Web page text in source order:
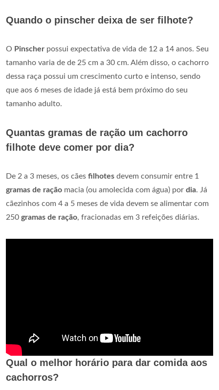
Quando o pinscher deixa de ser filhote?
O Pinscher possui expectativa de vida de 12 a 14 anos. Seu
tamanho varia de de 25 cm a 30 cm. Além disso, o cachorro
dessa raça possui um crescimento curto e intenso, sendo
que aos 6 meses de idade já está bem próximo do seu
tamanho adulto.
Quantas gramas de ração um cachorro
filhote deve comer por dia?
De 2 a 3 meses, os cães filhotes devem consumir entre 1
gramas de ração macia (ou amolecida com água) por dia. Já
cãezinhos com 4 a 5 meses de vida devem se alimentar com
250 gramas de ração, fracionadas em 3 refeições diárias.
Qual o melhor horário para dar comida aos
cachorros?